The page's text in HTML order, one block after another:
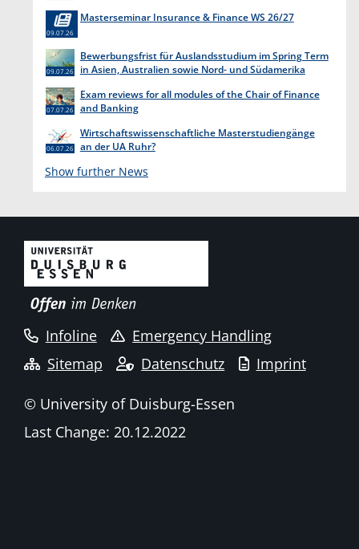
Masterseminar Insurance & Finance WS 26/27
09.07.26
Bewerbungsfrist für Auslandsstudium im Spring Term
in Asien, Australien sowie Nord- und Südamerika
09.07.26
Exam reviews for all modules of the Chair of Finance
and Banking
07.07.26
Wirtschaftswissenschaftliche Masterstudiengänge
an der UA Ruhr?
06.07.26
Show further News
Infoline
Emergency Handling
Sitemap
Datenschutz Imprint
© University of Duisburg-Essen
Last Change: 20.12.2022